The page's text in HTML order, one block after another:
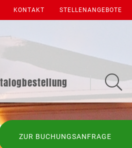
KONTAKT STELLENANGEBOTE
ZUR BUCHUNGSANFRAGE